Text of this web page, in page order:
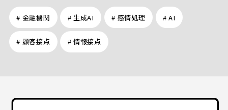
# 金融機関 # 生成AI # 感情処理 # AI
# 顧客接点 # 情報接点